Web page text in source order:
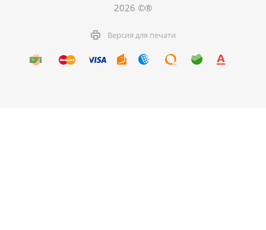
2026 ©®
Версия для печати